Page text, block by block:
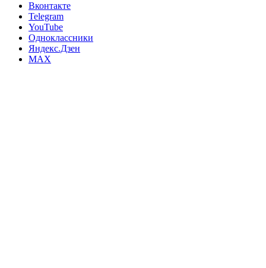
Вконтакте
Telegram
YouTube
Одноклассники
Яндекс.Дзен
MAX